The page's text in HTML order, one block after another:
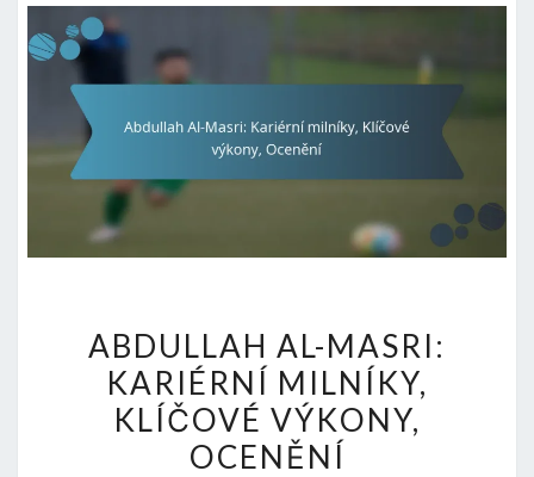
AL-
MASRI:
KARIÉRNÍ
MILNÍKY,
ABDULLAH AL-MASRI:
KARIÉRNÍ MILNÍKY,
KLÍČOVÉ VÝKONY,
OCENĚNÍ